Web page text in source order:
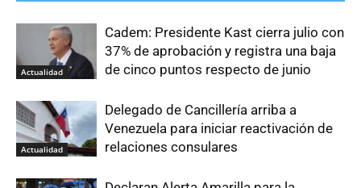
Actualidad
Cadem: Presidente Kast cierra julio con
37% de aprobación y registra una baja
de cinco puntos respecto de junio
Actualidad
Delegado de Cancillería arriba a
Venezuela para iniciar reactivación de
relaciones consulares